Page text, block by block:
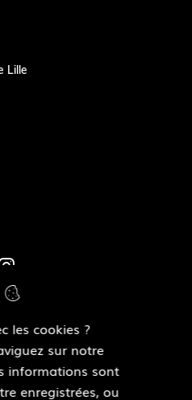
les cookies ?
sur notre
informations sont
enregistrées, ou
Lille
de quartiers